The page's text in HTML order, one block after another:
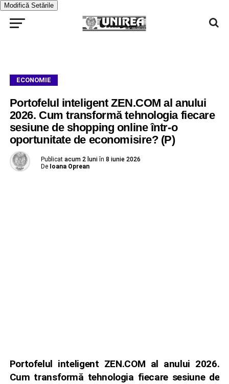
Modifică Setările
ECONOMIE
Portofelul inteligent ZEN.COM al anului
2026. Cum transformă tehnologia fiecare
sesiune de shopping online într-o
oportunitate de economisire? (P)
Publicat acum 2 luni în 8 iunie 2026
De Ioana Oprean
Portofelul inteligent ZEN.COM al anului 2026.
Cum transformă tehnologia fiecare sesiune de